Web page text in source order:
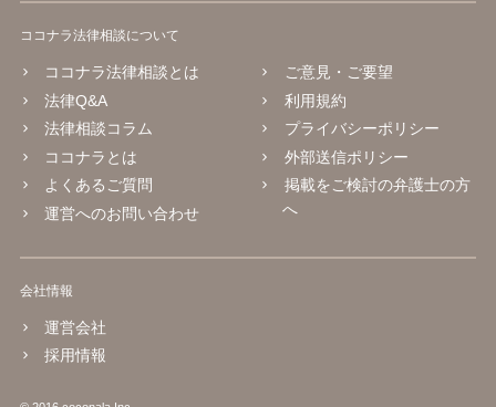
ココナラ法律相談について
ココナラ法律相談とは
法律Q&A
法律相談コラム
ココナラとは
よくあるご質問
運営へのお問い合わせ
ご意見・ご要望
利用規約
プライバシーポリシー
外部送信ポリシー
掲載をご検討の弁護士の方
へ
会社情報
運営会社
採用情報